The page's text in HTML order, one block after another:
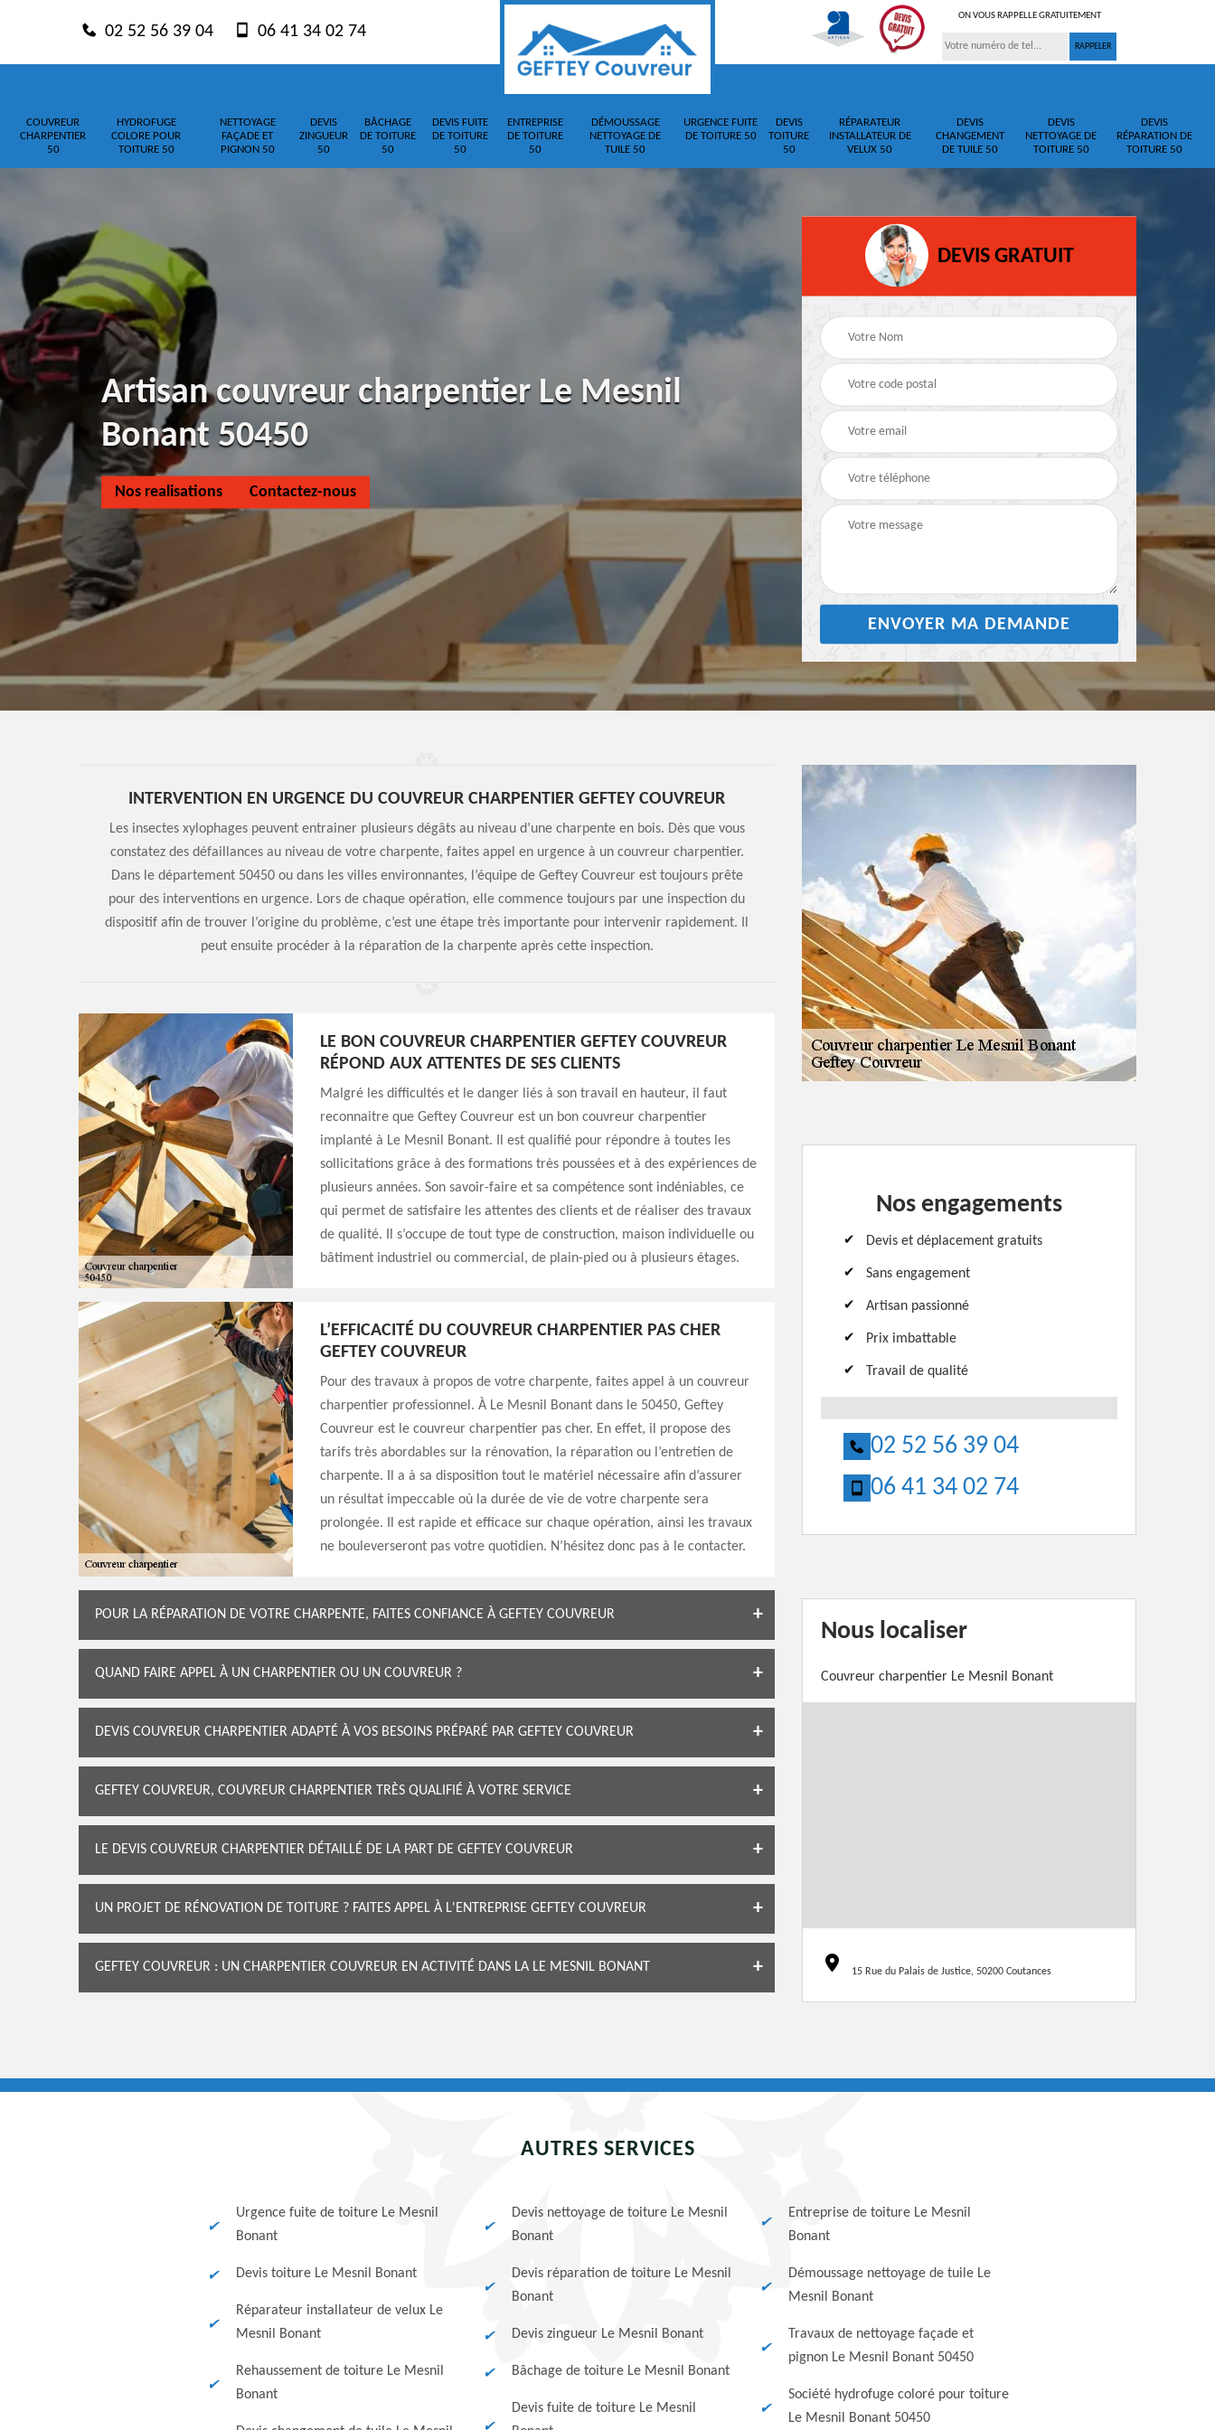
02 52 56 39 04 06 41 34 02 74
ON VOUS RAPPELLE GRATUITEMENT
COUVREUR
CHARPENTIER
50
HYDROFUGE
COLORE POUR
TOITURE 50
NETTOYAGE
FAÇADE ET
PIGNON 50
DEVIS
ZINGUEUR
50
BÂCHAGE
DE TOITURE
50
DEVIS FUITE
DE TOITURE
50
ENTREPRISE
DE TOITURE
50
DÉMOUSSAGE
NETTOYAGE DE
TUILE 50
URGENCE FUITE
DE TOITURE 50
DEVIS
TOITURE
50
RÉPARATEUR
INSTALLATEUR DE
VELUX 50
DEVIS
CHANGEMENT
DE TUILE 50
DEVIS
NETTOYAGE DE
TOITURE 50
DEVIS
RÉPARATION DE
TOITURE 50
Artisan couvreur charpentier Le Mesnil
Bonant 50450
Nos realisations Contactez-nous
DEVIS GRATUIT
INTERVENTION EN URGENCE DU COUVREUR CHARPENTIER GEFTEY COUVREUR
Les insectes xylophages peuvent entrainer plusieurs dégâts au niveau d’une charpente en bois. Dès que vous
constatez des défaillances au niveau de votre charpente, faites appel en urgence à un couvreur charpentier.
Dans le département 50450 ou dans les villes environnantes, l’équipe de Geftey Couvreur est toujours prête
pour des interventions en urgence. Lors de chaque opération, elle commence toujours par une inspection du
dispositif afin de trouver l’origine du problème, c’est une étape très importante pour intervenir rapidement. Il
peut ensuite procéder à la réparation de la charpente après cette inspection.
LE BON COUVREUR CHARPENTIER GEFTEY COUVREUR
RÉPOND AUX ATTENTES DE SES CLIENTS
Malgré les difficultés et le danger liés à son travail en hauteur, il faut
reconnaitre que Geftey Couvreur est un bon couvreur charpentier
implanté à Le Mesnil Bonant. Il est qualifié pour répondre à toutes les
sollicitations grâce à des formations très poussées et à des expériences de
plusieurs années. Son savoir-faire et sa compétence sont indéniables, ce
qui permet de satisfaire les attentes des clients et de réaliser des travaux
de qualité. Il s’occupe de tout type de construction, maison individuelle ou
bâtiment industriel ou commercial, de plain-pied ou à plusieurs étages.
L’EFFICACITÉ DU COUVREUR CHARPENTIER PAS CHER
GEFTEY COUVREUR
Pour des travaux à propos de votre charpente, faites appel à un couvreur
charpentier professionnel. À Le Mesnil Bonant dans le 50450, Geftey
Couvreur est le couvreur charpentier pas cher. En effet, il propose des
tarifs très abordables sur la rénovation, la réparation ou l’entretien de
charpente. Il a à sa disposition tout le matériel nécessaire afin d’assurer
un résultat impeccable où la durée de vie de votre charpente sera
prolongée. Il est rapide et efficace sur chaque opération, ainsi les travaux
ne bouleverseront pas votre quotidien. N’hésitez donc pas à le contacter.
POUR LA RÉPARATION DE VOTRE CHARPENTE, FAITES CONFIANCE À GEFTEY COUVREUR
QUAND FAIRE APPEL À UN CHARPENTIER OU UN COUVREUR ?
DEVIS COUVREUR CHARPENTIER ADAPTÉ À VOS BESOINS PRÉPARÉ PAR GEFTEY COUVREUR
GEFTEY COUVREUR, COUVREUR CHARPENTIER TRÈS QUALIFIÉ À VOTRE SERVICE
LE DEVIS COUVREUR CHARPENTIER DÉTAILLÉ DE LA PART DE GEFTEY COUVREUR
UN PROJET DE RÉNOVATION DE TOITURE ? FAITES APPEL À L'ENTREPRISE GEFTEY COUVREUR
GEFTEY COUVREUR : UN CHARPENTIER COUVREUR EN ACTIVITÉ DANS LA LE MESNIL BONANT
Nos engagements
Devis et déplacement gratuits
Sans engagement
Artisan passionné
Prix imbattable
Travail de qualité
02 52 56 39 04
06 41 34 02 74
Nous localiser
Couvreur charpentier Le Mesnil Bonant
15 Rue du Palais de Justice, 50200 Coutances
AUTRES SERVICES
Urgence fuite de toiture Le Mesnil
Bonant
Devis toiture Le Mesnil Bonant
Réparateur installateur de velux Le
Mesnil Bonant
Rehaussement de toiture Le Mesnil
Bonant
Devis nettoyage de toiture Le Mesnil
Bonant
Devis réparation de toiture Le Mesnil
Bonant
Devis zingueur Le Mesnil Bonant
Bâchage de toiture Le Mesnil Bonant
Devis fuite de toiture Le Mesnil
Entreprise de toiture Le Mesnil
Bonant
Démoussage nettoyage de tuile Le
Mesnil Bonant
Travaux de nettoyage façade et
pignon Le Mesnil Bonant 50450
Société hydrofuge coloré pour toiture
Le Mesnil Bonant 50450